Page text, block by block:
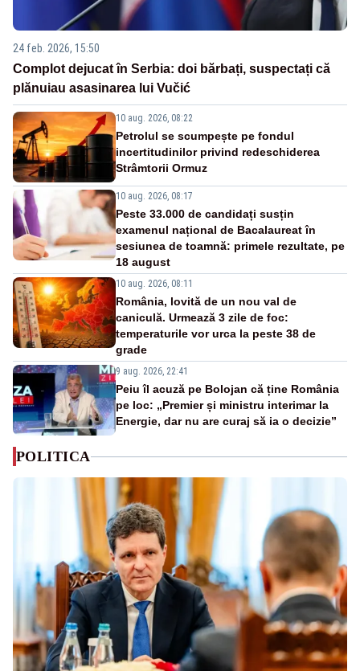
24 feb. 2026, 15:50
Complot dejucat în Serbia: doi bărbați, suspectați că
plănuiau asasinarea lui Vučić
10 aug. 2026, 08:22
Petrolul se scumpește pe fondul
incertitudinilor privind redeschiderea
Strâmtorii Ormuz
10 aug. 2026, 08:17
Peste 33.000 de candidați susțin
examenul național de Bacalaureat în
sesiunea de toamnă: primele rezultate, pe
18 august
10 aug. 2026, 08:11
România, lovită de un nou val de
caniculă. Urmează 3 zile de foc:
temperaturile vor urca la peste 38 de
grade
9 aug. 2026, 22:41
Peiu îl acuză pe Bolojan că ține România
pe loc: „Premier și ministru interimar la
Energie, dar nu are curaj să ia o decizie”
POLITICA